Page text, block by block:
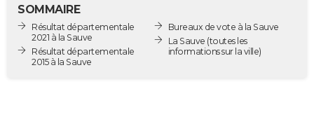
Destinations
City break
Voyage nature
Voyage de noces
Forum
Climat
GUIDES D'ACHAT
SOMMAIRE
Résultat départementale
2021 à la Sauve
Résultat départementale
2015 à la Sauve
Bureaux de vote à la Sauve
La Sauve (toutes les
informations sur la ville)